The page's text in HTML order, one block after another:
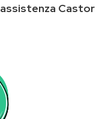
assistenza Castor